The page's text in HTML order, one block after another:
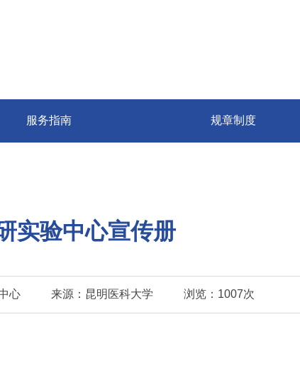
服务指南 规章制度
实验中心宣传册
心 来源：昆明医科大学 浏览：1007次